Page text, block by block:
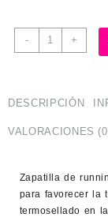
- +
DESCRIPCIÓN
VALORACIONES
Zapatilla de
para favorecer la
termosellado en